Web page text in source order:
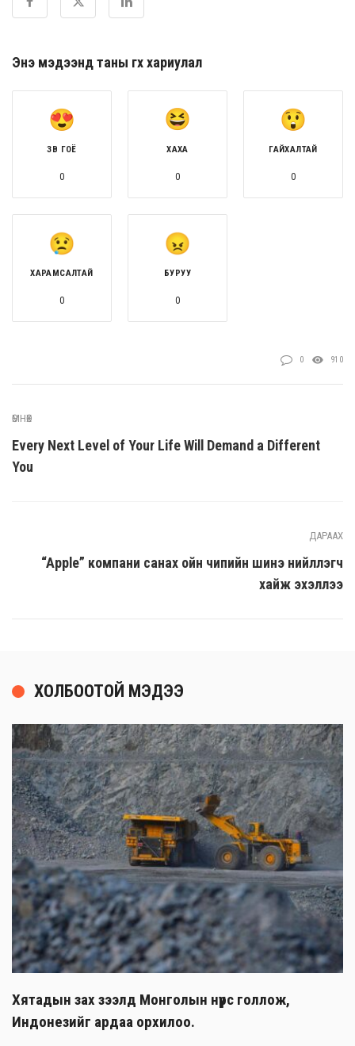
Энэ мэдээнд таны өгөх хариулал
ЗӨВ ГОЁ
0
ХАХА
0
ГАЙХАЛТАЙ
0
ХАРАМСАЛТАЙ
0
БУРУУ
0
0 910
ӨМНӨХ
Every Next Level of Your Life Will Demand a Different
You
ДАРААХ
“Apple” компани санах ойн чипийн шинэ нийлүүлэгч
хайж эхэллээ
ХОЛБООТОЙ МЭДЭЭ
Хятадын зах зээлд Монголын нүүрс голлож,
Индонезийг ардаа орхилоо.